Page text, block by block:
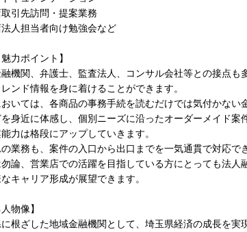
取引先訪問・提案業務
法人担当者向け勉強会など
魅力ポイント】
融機関、弁護士、監査法人、コンサル会社等との接点
ンド情報を身に着けることができます。
おいては、各商品の事務手続を読むだけでは気付かな
身近に体感し、個別ニーズに沿ったオーダーメイド案
力は格段にアップしていきます。
の業務も、案件の入口から出口までを一気通貫で対応
勿論、営業店での活躍を目指している方にとっても法
キャリア形成が展望できます。
物像】
に根ざした地域金融機関として、埼玉県経済の成長を